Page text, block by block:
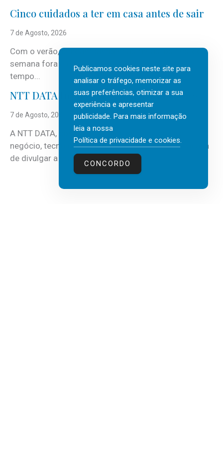
Cinco cuidados a ter em casa antes de sair
7 de Agosto, 2026
Com o verão, chegam também as férias, os fins-de-
semana fora e os dias em que a casa fica mais
tempo...
NTT DATA Insurtech Global Outlook 2026
7 de Agosto, 2026
A NTT DATA, consultora global em serviços de
negócio, tecnologia e inteligência artificial (IA), acaba
de divulgar a mais recente...
Publicamos cookies neste site para
analisar o tráfego, memorizar as
suas preferências, otimizar a sua
experiência e apresentar
publicidade. Para mais informação
leia a nossa
Política de privacidade e cookies.
CONCORDO